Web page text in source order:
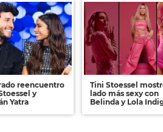
reencuentro
y
Yatra
Tini Stoessel
lado más sexy con
Belinda y Lola